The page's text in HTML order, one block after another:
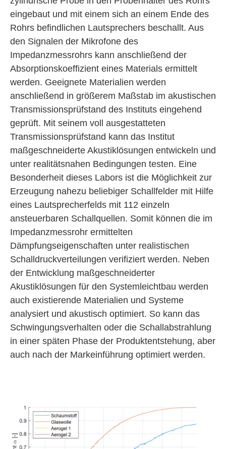
eingebaut und mit einem sich an einem Ende des
Rohrs befindlichen Lautsprechers beschallt. Aus
den Signalen der Mikrofone des
Impedanzmessrohrs kann anschließend der
Absorptionskoeffizient eines Materials ermittelt
werden. Geeignete Materialien werden
anschließend in größerem Maßstab im akustischen
Transmissionsprüfstand des Instituts eingehend
geprüft. Mit seinem voll ausgestatteten
Transmissionsprüfstand kann das Institut
maßgeschneiderte Akustiklösungen entwickeln und
unter realitätsnahen Bedingungen testen. Eine
Besonderheit dieses Labors ist die Möglichkeit zur
Erzeugung nahezu beliebiger Schallfelder mit Hilfe
eines Lautsprecherfelds mit 112 einzeln
ansteuerbaren Schallquellen. Somit können die im
Impedanzmessrohr ermittelten
Dämpfungseigenschaften unter realistischen
Schalldruckverteilungen verifiziert werden. Neben
der Entwicklung maßgeschneiderter
Akustiklösungen für den Systemleichtbau werden
auch existierende Materialien und Systeme
analysiert und akustisch optimiert. So kann das
Schwingungsverhalten oder die Schallabstrahlung
in einer späten Phase der Produktentstehung, aber
auch nach der Markeinführung optimiert werden.